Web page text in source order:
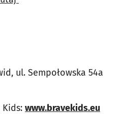
ul. Sempołowska 54a
www.bravekids.eu